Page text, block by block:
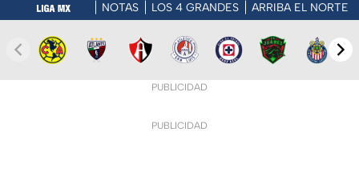
NOTAS LOS 4 GRANDES ARRIBA EL NORTE
PUBLICIDAD
PUBLICIDAD